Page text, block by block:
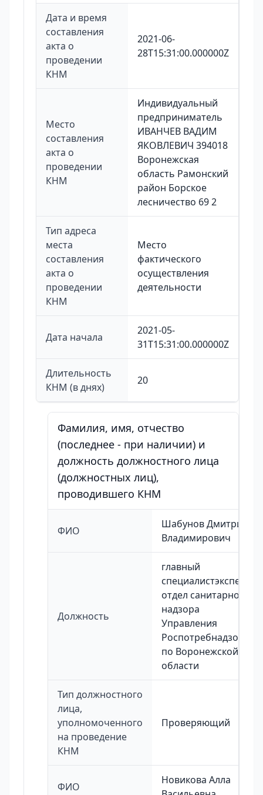
Дата и время
составления
акта о
проведении
КНМ
2021-06-
28T15:31:00.000000Z
Место
составления
акта о
проведении
КНМ
Индивидуальный
предприниматель
ИВАНЧЕВ ВАДИМ
ЯКОВЛЕВИЧ 394018
Воронежская
область Рамонский
район Борское
лесничество 69 2
Тип адреса
места
составления
акта о
проведении
КНМ
Место
фактического
осуществления
деятельности
Дата начала
2021-05-
31T15:31:00.000000Z
Длительность
КНМ (в днях)
20
Фамилия, имя, отчество
(последнее - при наличии) и
должность должностного лица
(должностных лиц),
проводившего КНМ
ФИО
Шабунов Дмитрий
Владимирович
Должность
главный
специалистэксперт
отдел санитарного
надзора
Управления
Роспотребнадзора
по Воронежской
области
Тип должностного
лица,
уполномоченного
на проведение
КНМ
Проверяющий
ФИО
Новикова Алла